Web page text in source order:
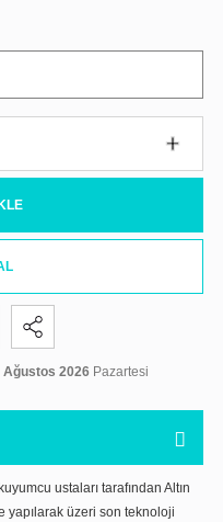
Ağustos 2026Pazartesi
ustaları tarafından Altın
yapılarak üzeri son teknoloji